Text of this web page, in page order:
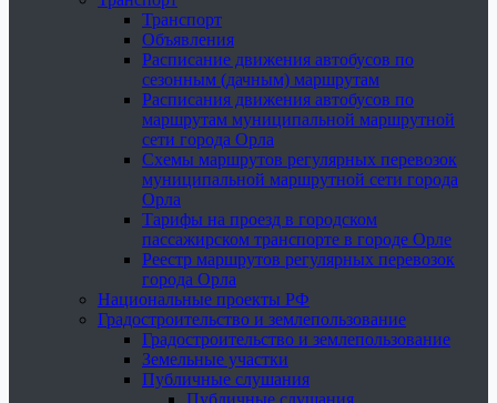
Транспорт
Объявления
Расписание движения автобусов по
сезонным (дачным) маршрутам
Расписания движения автобусов по
маршрутам муниципальной маршрутной
сети города Орла
Схемы маршрутов регулярных перевозок
муниципальной маршрутной сети города
Орла
Тарифы на проезд в городском
пассажирском транспорте в городе Орле
Реестр маршрутов регулярных перевозок
города Орла
Национальные проекты РФ
Градостроительство и землепользование
Градостроительство и землепользование
Земельные участки
Публичные слушания
Публичные слушания